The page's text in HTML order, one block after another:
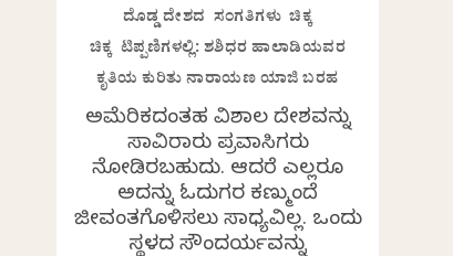
ದೊಡ್ಡ ದೇಶದ ಸಂಗತಿಗಳು ಚಿಕ್ಕ
ಚಿಕ್ಕ ಟಿಪ್ಪಣಿಗಳಲ್ಲಿ: ಶಶಿಧರ ಹಾಲಾಡಿಯವರ
ಕೃತಿಯ ಕುರಿತು ನಾರಾಯಣ ಯಾಜಿ ಬರಹ
ಅಮೆರಿಕದಂತಹ ವಿಶಾಲ ದೇಶವನ್ನು
ಸಾವಿರಾರು ಪ್ರವಾಸಿಗರು
ನೋಡಿರಬಹುದು. ಆದರೆ ಎಲ್ಲರೂ
ಅದನ್ನು ಓದುಗರ ಕಣ್ಮುಂದೆ
ಜೀವಂತಗೊಳಿಸಲು ಸಾಧ್ಯವಿಲ್ಲ. ಒಂದು
ಸ್ಥಳದ ಸೌಂದರ್ಯವನ್ನು